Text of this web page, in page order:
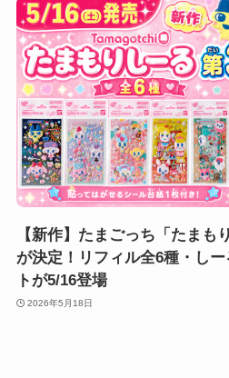
【新作】たまごっち「たまも
が決定！リフィル全6種・し
トが5/16登場
2026年5月18日